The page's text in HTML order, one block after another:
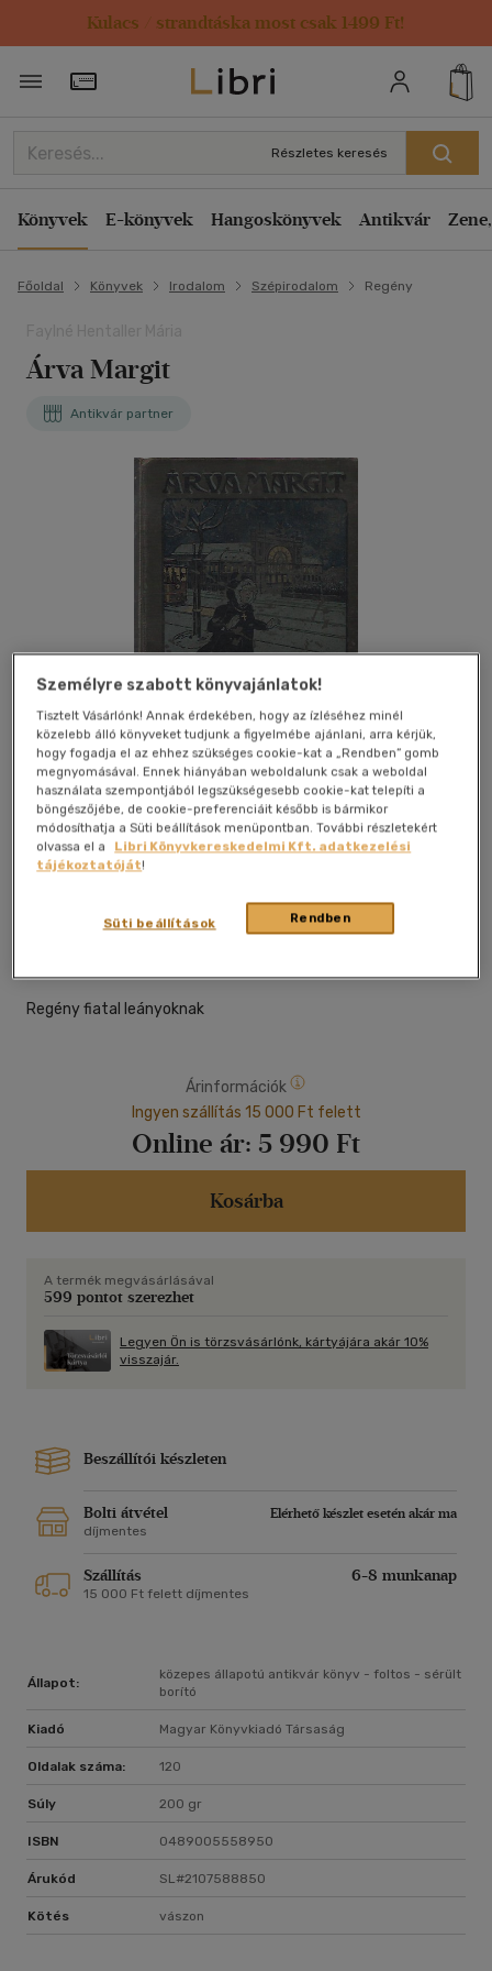
Kulacs / strandtáska most csak 1499 Ft!
Törzsvásárlói Kártya adatai
Részletes keresés
Könyvek E-könyvek Hangoskönyvek Antikvár
Főoldal Könyvek Irodalom Szépirodalom Regény
Árva Margit
Antikvár partner
Kívánságlistához adom Megosztom
Magyar Könyvkiadó Társaság vászon|120 oldal
Regény fiatal leányoknak
Árinformációk
Ingyen szállítás 15 000 Ft felett
Online ár: 5 990 Ft
Kosárba
A termék megvásárlásával
599 pontot szerezhet
Legyen Ön is törzsvásárlónk, kártyájára akár 10%
visszajár.
Beszállítói készleten
Bolti átvétel
Elérhető készlet esetén akár ma
díjmentes
Szállítás 6-8 munkanap
15 000 Ft felett díjmentes
Állapot:
közepes állapotú antikvár könyv - foltos - sérült
borító
Kiadó Magyar Könyvkiadó Társaság
Oldalak száma: 120
Súly 200 gr
ISBN 0489005558950
Árukód SL#2107588850
Kötés vászon
Személyre szabott könyvajánlatok!
Tisztelt Vásárlónk! Annak érdekében, hogy az ízléséhez minél
közelebb álló könyveket tudjunk a figyelmébe ajánlani, arra kérjük,
hogy fogadja el az ehhez szükséges cookie-kat a „Rendben” gomb
megnyomásával. Ennek hiányában weboldalunk csak a weboldal
használata szempontjából legszükségesebb cookie-kat telepíti a
böngészőjébe, de cookie-preferenciáit később is bármikor
módosíthatja a Süti beállítások menüpontban. További részletekért
olvassa el a
Libri Könyvkereskedelmi Kft. adatkezelési
tájékoztatóját!
Rendben
Süti beállítások